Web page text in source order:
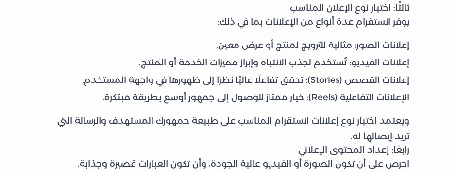
ثالثًا: اختيار نوع الإعلان المناسب
يوفر انستقرام عدة أنواع من الإعلانات بما في ذلك:
إعلانات الصور: مثالية للترويج لمنتج أو عرض معين.
إعلانات الفيديو: تُستخدم لجذب الانتباه وإبراز مميزات الخدمة أو المنتج.
إعلانات القصص (Stories): تحقق تفاعلًا عاليًا نظرًا إلى ظهورها في واجهة المستخدم.
الإعلانات التفاعلية (Reels): خيار ممتاز للوصول إلى جمهور أوسع بطريقة مبتكرة.
ويعتمد اختيار نوع إعلانات انستقرام المناسب على طبيعة جمهورك المستهدف والرسالة التي
تريد إيصالها له.
رابعًا: إعداد المحتوى الإعلاني
احرص على أن تكون الصورة أو الفيديو عالية الجودة، وأن تكون العبارات قصيرة وجذابة.